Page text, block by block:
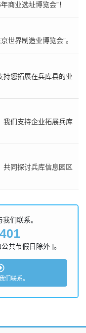
商业选址博览会”！
世界制造业博览会”。
持您拓展在兵库县的业
我们支持企业拓展兵库
共同探讨兵库信息园区
们联系。
共节假日除外 ]。
们联系。